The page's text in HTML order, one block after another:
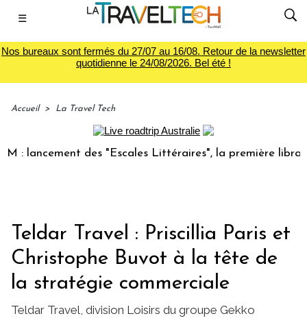
☰
Nos bureaux sont fermés du 27/07 au 16/08. Retour de la newsletter
quotidienne le 24/08/2026. Bel été !
Accueil > La Travel Tech
des "Escales Littéraires", la première librairie du
Teldar Travel : Priscillia Paris et
Christophe Buvot à la tête de
la stratégie commerciale
Teldar Travel, division Loisirs du groupe Gekko